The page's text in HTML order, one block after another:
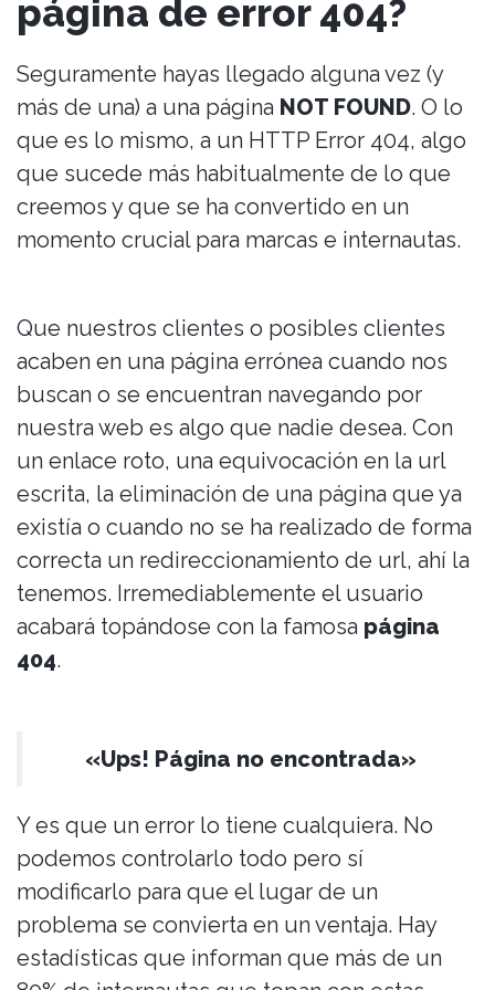
página de error 404?
Seguramente hayas llegado alguna vez (y
más de una) a una página NOT FOUND. O lo
que es lo mismo, a un HTTP Error 404, algo
que sucede más habitualmente de lo que
creemos y que se ha convertido en un
momento crucial para marcas e internautas.
Que nuestros clientes o posibles clientes
acaben en una página errónea cuando nos
buscan o se encuentran navegando por
nuestra web es algo que nadie desea. Con
un enlace roto, una equivocación en la url
escrita, la eliminación de una página que ya
existía o cuando no se ha realizado de forma
correcta un redireccionamiento de url, ahí la
tenemos. Irremediablemente el usuario
acabará topándose con la famosa página
404.
«Ups! Página no encontrada»
Y es que un error lo tiene cualquiera. No
podemos controlarlo todo pero sí
modificarlo para que el lugar de un
problema se convierta en un ventaja. Hay
estadísticas que informan que más de un